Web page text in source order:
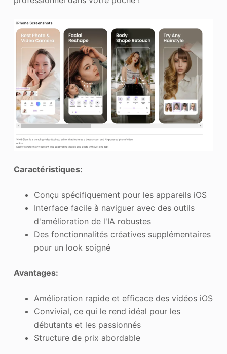
Caractéristiques:
Conçu spécifiquement pour les appareils iOS
Interface facile à naviguer avec des outils
d'amélioration de l'IA robustes
Des fonctionnalités créatives supplémentaires
pour un look soigné
Avantages:
Amélioration rapide et efficace des vidéos iOS
Convivial, ce qui le rend idéal pour les
débutants et les passionnés
Structure de prix abordable